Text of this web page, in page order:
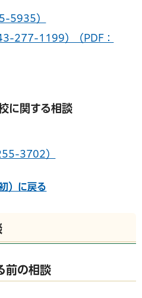
5935）
277-1199）（PDF：
に関する相談
3702）
）に戻る
前の相談